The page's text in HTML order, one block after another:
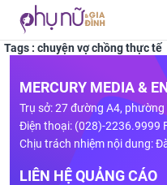
Tags : chuyện vợ chồng thực tế
MERCURY MEDIA &
Trụ sở: 27 đường A4,
Điện thoại: (028)-2236.9999
Chịu trách nhiệm nội dung:
LIÊN HỆ QUẢNG CÁO